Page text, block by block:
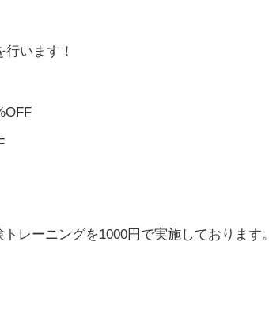
います！
レーニングを1000円で実施しております。